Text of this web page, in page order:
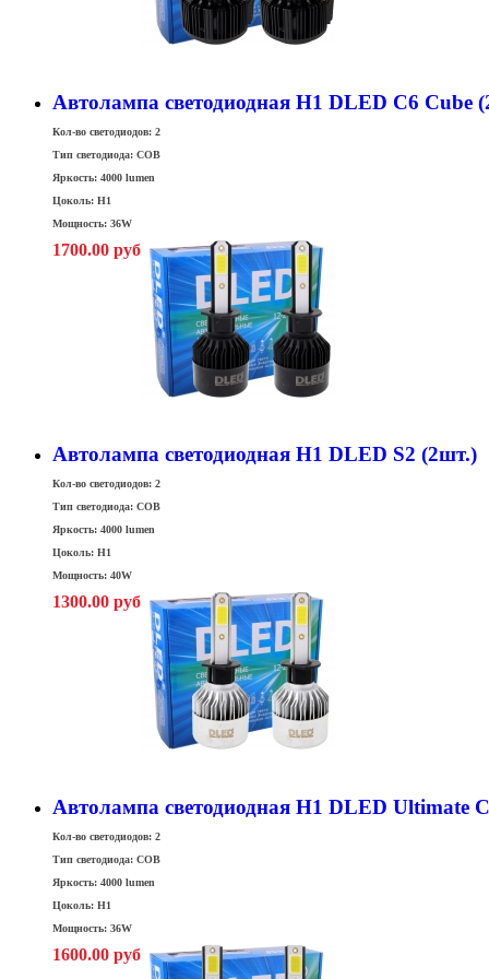
Автолампа светодиодная H1 DLED С6 Cube
Кол-во светодиодов: 2
Тип светодиода: COB
Яркость: 4000 lumen
Цоколь: H1
Мощность: 36W
1700.00 руб
Автолампа светодиодная H1 DLED S2 (2шт.)
Кол-во светодиодов: 2
Тип светодиода: COB
Яркость: 4000 lumen
Цоколь: H1
Мощность: 40W
1300.00 руб
Автолампа светодиодная H1 DLED Ultimate
Кол-во светодиодов: 2
Тип светодиода: COB
Яркость: 4000 lumen
Цоколь: H1
Мощность: 36W
1600.00 руб